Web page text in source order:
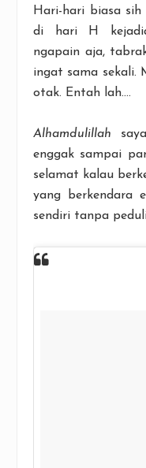
Hari-hari biasa
di hari H
ngapain aja,
ingat sama sekali.
otak. Entah lah....
Alhamdulillah
enggak sampai
selamat kalau
yang berkendara
sendiri tanpa